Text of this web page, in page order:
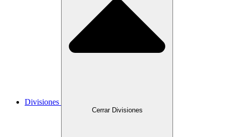
Divisiones
Cerrar Divisiones